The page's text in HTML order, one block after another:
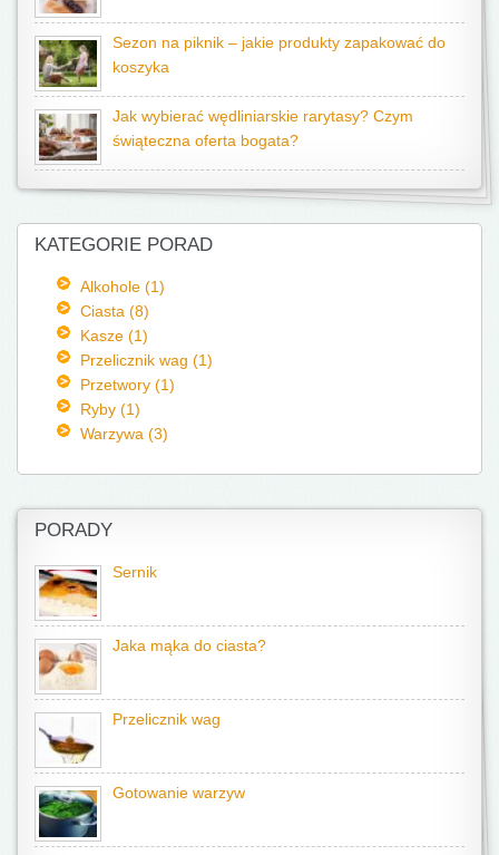
Sezon na piknik – jakie produkty zapakować do
koszyka
Jak wybierać wędliniarskie rarytasy? Czym
świąteczna oferta bogata?
KATEGORIE PORAD
Alkohole (1)
Ciasta (8)
Kasze (1)
Przelicznik wag (1)
Przetwory (1)
Ryby (1)
Warzywa (3)
PORADY
Sernik
Jaka mąka do ciasta?
Przelicznik wag
Gotowanie warzyw